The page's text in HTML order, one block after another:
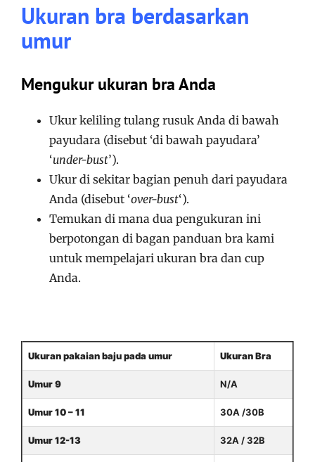
Ukuran bra berdasarkan
umur
Mengukur ukuran bra Anda
Ukur keliling tulang rusuk Anda di bawah
payudara (disebut ‘di bawah payudara’
‘under-bust’).
Ukur di sekitar bagian penuh dari payudara
Anda (disebut ‘over-bust‘).
Temukan di mana dua pengukuran ini
berpotongan di bagan panduan bra kami
untuk mempelajari ukuran bra dan cup
Anda.
Ukuran pakaian baju pada umur Ukuran Bra
Umur 9 N/A
Umur 10 – 11 30A /30B
Umur 12-13 32A / 32B